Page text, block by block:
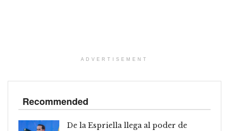
ADVERTISEMENT
Recommended
De la Espriella llega al poder de